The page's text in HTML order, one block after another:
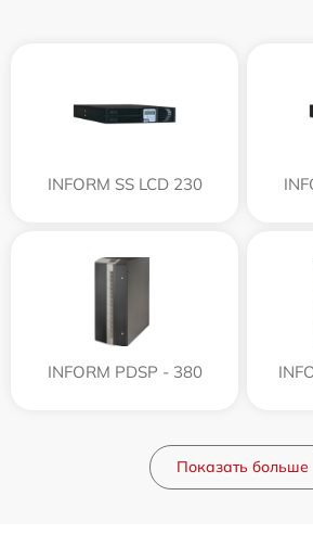
INFORM SS LCD 230
INFORM PDSP - 380
Показать больше